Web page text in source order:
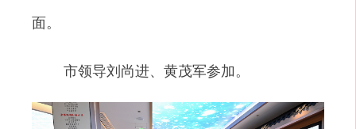
面。
市领导刘尚进、黄茂军参加。